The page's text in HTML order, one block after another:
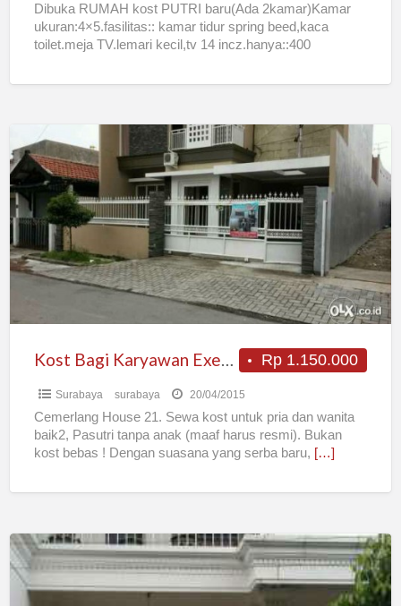
Dibuka RUMAH kost PUTRI baru(Ada 2kamar)Kamar
ukuran:4×5.fasilitas:: kamar tidur spring beed,kaca
toilet.meja TV.lemari kecil,tv 14 incz.hanya::400
Bagi
Karyawan
Executive
Bersih
Dan
Nyaman
Rp 1.150.000
Kost Bagi Karyawan Executive Bersih Dan Nyaman
Surabaya surabaya 20/04/2015
Cemerlang House 21. Sewa kost untuk pria dan wanita
baik2, Pasutri tanpa anak (maaf harus resmi). Bukan
kost bebas ! Dengan suasana yang serba baru, […]
Kos
Putri
Nyaman,